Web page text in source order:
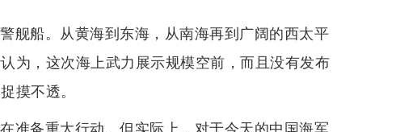
舰船。从黄海到东海，从南海再到广阔的西太平
为，这次海上武力展示规模空前，而且没有发布
摸不透。
准备重大行动。但实际上，对于今天的中国海军